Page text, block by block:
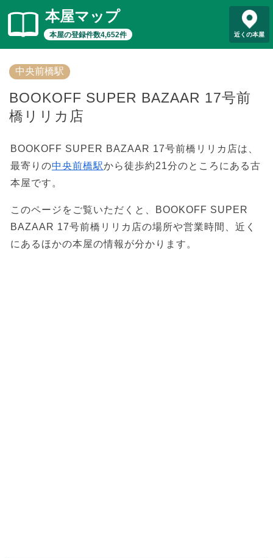
本屋マップ
本屋の登録件数4,652件 近くの本屋
中央前橋駅
BOOKOFF SUPER BAZAAR 17号前
橋リリカ店
BOOKOFF SUPER BAZAAR 17号前橋リリカ店は、
最寄りの中央前橋駅から徒歩約21分のところにある古
本屋です。
このページをご覧いただくと、BOOKOFF SUPER
BAZAAR 17号前橋リリカ店の場所や営業時間、近く
にあるほかの本屋の情報が分かります。